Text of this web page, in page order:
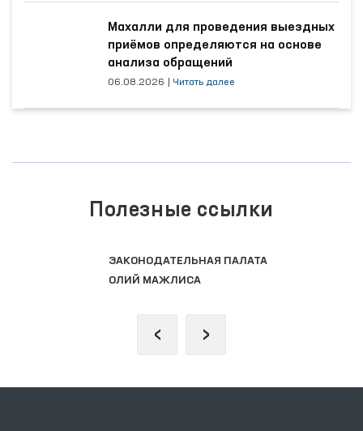
Махалли для проведения выездных
приёмов определяются на основе
анализа обращений
06.08.2026 Читать далее
Полезные ссылки
ЗАКОНОДАТЕЛЬНАЯ ПАЛАТА
ОЛИЙ МАЖЛИСА
‹ ›